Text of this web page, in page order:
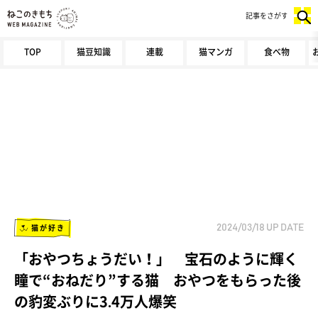
TOP 猫豆知識 連載 猫マンガ 食べ物
記事をさがす
猫が好き 2024/03/18 UP DATE
「おやつちょうだい！」 宝石のように輝く
瞳で“おねだり”する猫 おやつをもらった後
の豹変ぶりに3.4万人爆笑